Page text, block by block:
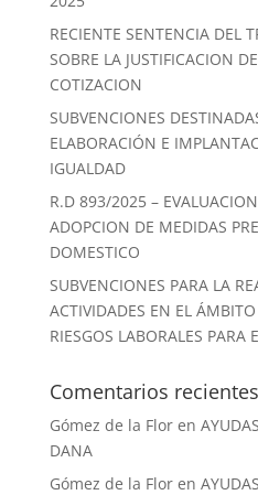
RECIENTE SENTENCIA DEL
SOBRE LA JUSTIFICACION
COTIZACION
SUBVENCIONES
ELABORACIÓN E
IGUALDAD
R.D 893/2025 –
ADOPCION DE MEDIDAS
DOMESTICO
SUBVENCIONES PARA LA
ACTIVIDADES EN EL
RIESGOS LABORALES PARA
Comentarios recientes
Gómez de la Floren
DANA
Gómez de la Floren